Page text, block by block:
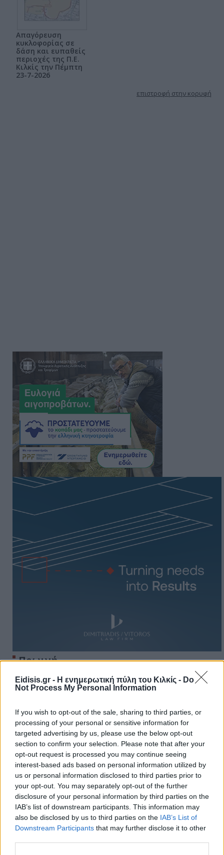
Eidisis.gr - Η ενημερωτική πύλη του Κιλκίς - Do
Not Process My Personal Information
If you wish to opt-out of the sale, sharing to third parties, or
processing of your personal or sensitive information for
targeted advertising by us, please use the below opt-out
section to confirm your selection. Please note that after your
opt-out request is processed you may continue seeing
interest-based ads based on personal information utilized by
us or personal information disclosed to third parties prior to
your opt-out. You may separately opt-out of the further
disclosure of your personal information by third parties on the
IAB’s list of downstream participants. This information may
also be disclosed by us to third parties on the IAB’s List of
Downstream Participants that may further disclose it to other
Απαγόρευση
κυκλοφορίας σε
δάση και ευπαθείς
περιοχές της Π.Ε.
Κιλκίς την Πέμπτη
23-7-2026
επιστροφή στην κορυφή
Πρωινή